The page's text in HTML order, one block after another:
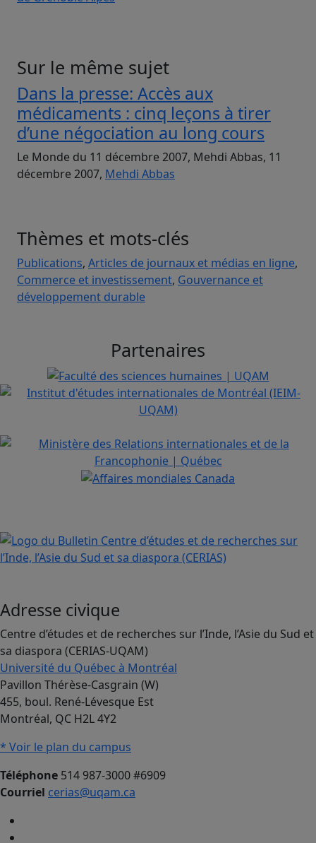
Sur le même sujet
Dans la presse: Accès aux
médicaments : cinq leçons à tirer
d’une négociation au long cours
Le Monde du 11 décembre 2007, Mehdi Abbas, 11
décembre 2007, Mehdi Abbas
Thèmes et mots-clés
Publications, Articles de journaux et médias en ligne,
Commerce et investissement, Gouvernance et
développement durable
Partenaires
Adresse civique
Centre d’études et de recherches sur l’Inde, l’Asie du Sud et
sa diaspora (CERIAS-UQAM)
Université du Québec à Montréal
Pavillon Thérèse-Casgrain (W)
455, boul. René-Lévesque Est
Montréal, QC H2L 4Y2
* Voir le plan du campus
Téléphone 514 987-3000 #6909
Courriel cerias@uqam.ca